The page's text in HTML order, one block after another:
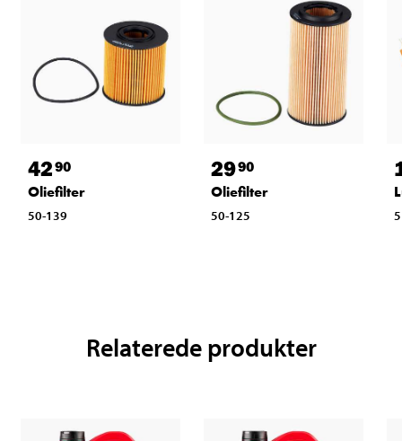
4290
Oliefilter
50-139
2990
Oliefilter
50-125
Relaterede produkter